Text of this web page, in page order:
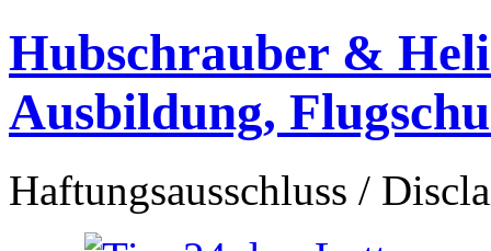
Hubschrauber &
Ausbildung,
Haftungsausschluss /